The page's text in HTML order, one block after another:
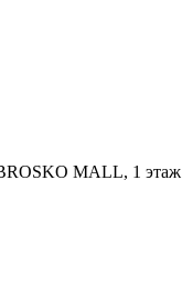
MALL, 1 этаж